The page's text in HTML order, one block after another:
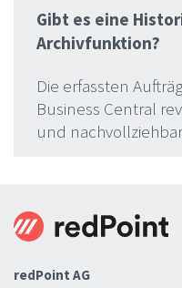
Gibt es eine
Archivfunktion?
Die erfassten
Business Central
und
redPoint AG